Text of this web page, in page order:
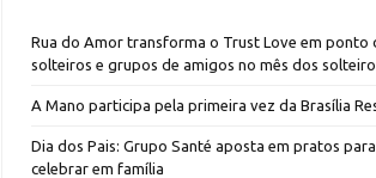
Rua do Amor transforma o Trust Love em ponto
solteiros e grupos de amigos no mês dos
A Mano participa pela primeira vez da Brasília
Dia dos Pais: Grupo Santé aposta em pratos
celebrar em família